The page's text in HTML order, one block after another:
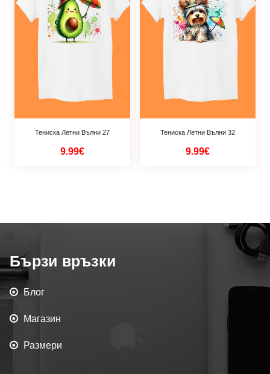
Тениска Летни Вълни 27
9.99€
Тениска Летни Вълни 32
9.99€
Бързи връзки
Блог
Магазин
Размери